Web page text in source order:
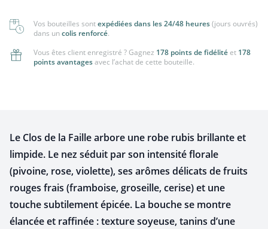
Vos bouteilles sontexpédiées dans les 24/48 heures(jours ouvrés)
dans uncolis renforcé.
Vous êtes client enregistré ? Gagnez 178 points de fidélité et 178
points avantagesavec l’achat de cette bouteille.
Le Clos de la Faille arbore une robe rubis brillante et
limpide. Le nez séduit par son intensité florale
(pivoine, rose, violette), ses arômes délicats de fruits
rouges frais (framboise, groseille, cerise) et une
touche subtilement épicée. La bouche se montre
élancée et raffinée : texture soyeuse, tanins d’une